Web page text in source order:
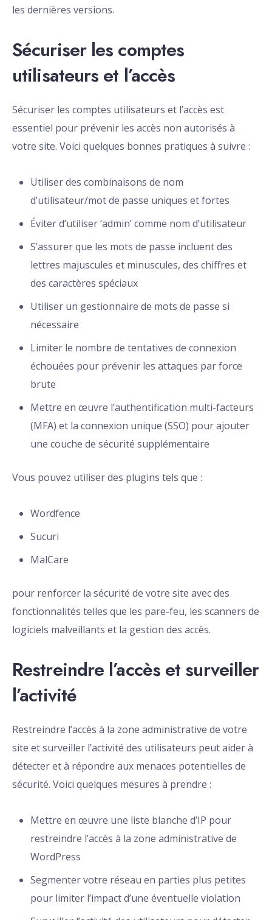
les dernières versions.
Sécuriser les comptes
utilisateurs et l’accès
Sécuriser les comptes utilisateurs et l’accès est
essentiel pour prévenir les accès non autorisés à
votre site. Voici quelques bonnes pratiques à suivre :
Utiliser des combinaisons de nom
d’utilisateur/mot de passe uniques et fortes
Éviter d’utiliser ‘admin’ comme nom d’utilisateur
S’assurer que les mots de passe incluent des
lettres majuscules et minuscules, des chiffres et
des caractères spéciaux
Utiliser un gestionnaire de mots de passe si
nécessaire
Limiter le nombre de tentatives de connexion
échouées pour prévenir les attaques par force
brute
Mettre en œuvre l’authentification multi-facteurs
(MFA) et la connexion unique (SSO) pour ajouter
une couche de sécurité supplémentaire
Vous pouvez utiliser des plugins tels que :
Wordfence
Sucuri
MalCare
pour renforcer la sécurité de votre site avec des
fonctionnalités telles que les pare-feu, les scanners de
logiciels malveillants et la gestion des accès.
Restreindre l’accès et surveiller
l’activité
Restreindre l’accès à la zone administrative de votre
site et surveiller l’activité des utilisateurs peut aider à
détecter et à répondre aux menaces potentielles de
sécurité. Voici quelques mesures à prendre :
Mettre en œuvre une liste blanche d’IP pour
restreindre l’accès à la zone administrative de
WordPress
Segmenter votre réseau en parties plus petites
pour limiter l’impact d’une éventuelle violation